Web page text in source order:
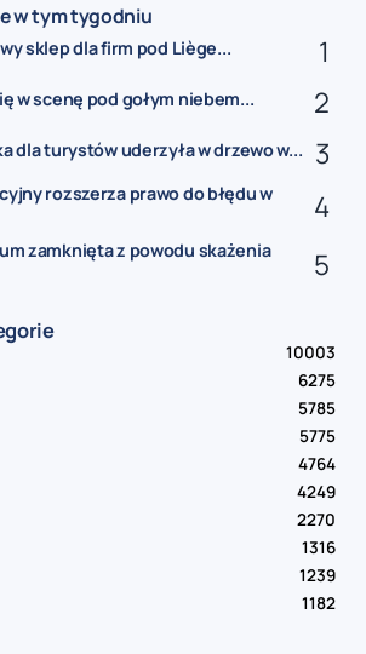
w tym tygodniu
sklep dla firm pod Liège...
w scenę pod gołym niebem...
dla turystów uderzyła w drzewo w...
rozszerza prawo do błędu w
zamknięta z powodu skażenia
10003
6275
5785
5775
4764
4249
2270
1316
1239
1182